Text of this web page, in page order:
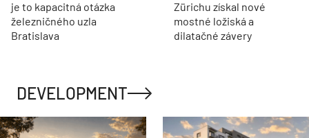
je to kapacitná otázka
železničného uzla
Bratislava
Zürichu získal nové
mostné ložiská a
dilatačné závery
DEVELOPMENT